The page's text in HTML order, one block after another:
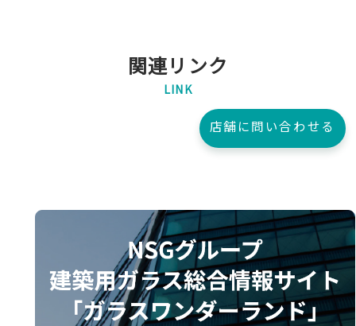
関連リンク
LINK
店舗に問い合わせる